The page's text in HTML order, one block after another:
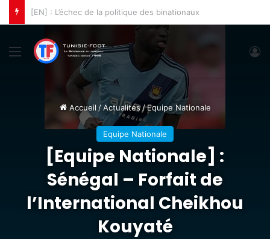
[CLA] : L’ES Tunis s’incline à Bamako
Menu
Accueil / Actualités /Equipe Nationale
Equipe Nationale
[Equipe Nationale] :
Sénégal – Forfait de
l’International Cheikhou
Kouyaté